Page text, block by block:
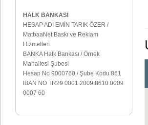
HALK BANKASI
HESAP ADI EMİN TARIK ÖZER /
MatbaaNet Baskı ve Reklam
Hizmetleri
BANKA Halk Bankası / Örnek
Mahallesi Şubesi
Hesap No 9000760 / Şube Kodu 861
IBAN NO TR29 0001 2009 8610 0009
0007 60